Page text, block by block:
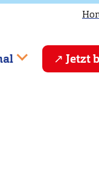
Jetzt